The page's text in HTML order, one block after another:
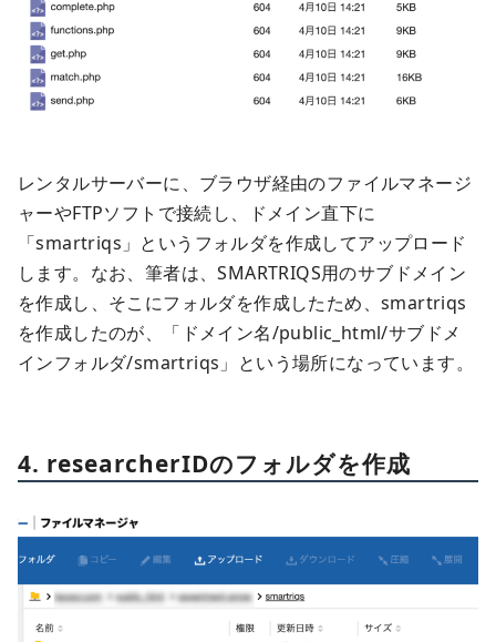
レンタルサーバーに、ブラウザ経由のファイルマネージ
ャーやFTPソフトで接続し、ドメイン直下に
「smartriqs」というフォルダを作成してアップロード
します。なお、筆者は、SMARTRIQS用のサブドメイン
を作成し、そこにフォルダを作成したため、smartriqs
を作成したのが、「ドメイン名/public_html/サブドメ
インフォルダ/smartriqs」という場所になっています。
4. researcherIDのフォルダを作成